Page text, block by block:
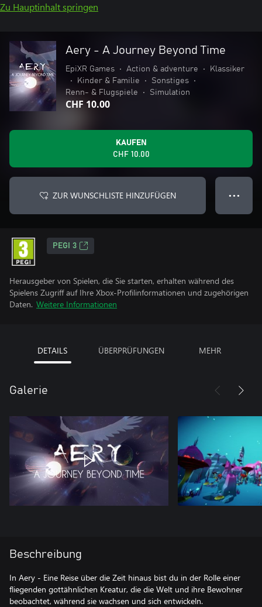
Zu Hauptinhalt springen
Aery - A Journey Beyond Time
EpiXR Games • Action & adventure •
Klassiker
•
Kinder & Familie • Sonstiges
•
Renn- & Flugspiele
• Simulation
CHF 10.00
KAUFEN
CHF 10.00
ZUR WUNSCHLISTE HINZUFÜGEN ● ● ●
PEGI 3
Herausgeber von Spielen, die Sie starten, erhalten während des
Spielens Zugriff auf Ihre Xbox-Profilinformationen und zugehörigen
Daten. Weitere Informationen
DETAILS ÜBERPRÜFUNGEN MEHR
Galerie
Beschreibung
In Aery - Eine Reise über die Zeit hinaus bist du in der Rolle einer
fliegenden gottähnlichen Kreatur, die die Welt und ihre Bewohner
beobachtet, während sie wachsen und sich entwickeln.